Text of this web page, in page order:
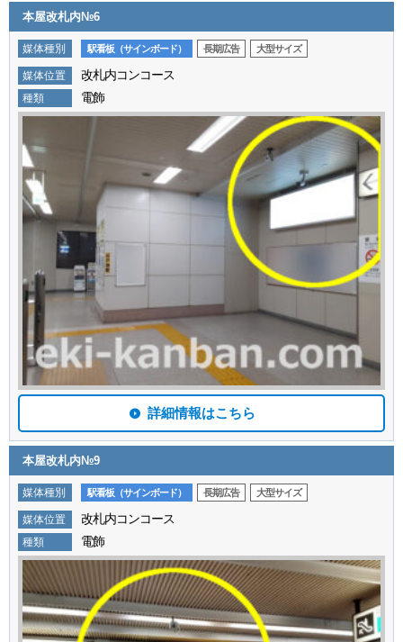
本屋改札内№6
媒体種別 駅看板（サインボード） 長期広告 大型サイズ
媒体位置 改札内コンコース
種類 電飾
詳細情報はこちら
本屋改札内№9
媒体種別 駅看板（サインボード） 長期広告 大型サイズ
媒体位置 改札内コンコース
種類 電飾